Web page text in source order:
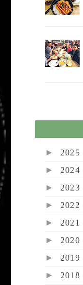
► 2025
► 2024
► 2023
► 2022
► 2021
► 2020
► 2019
► 2018